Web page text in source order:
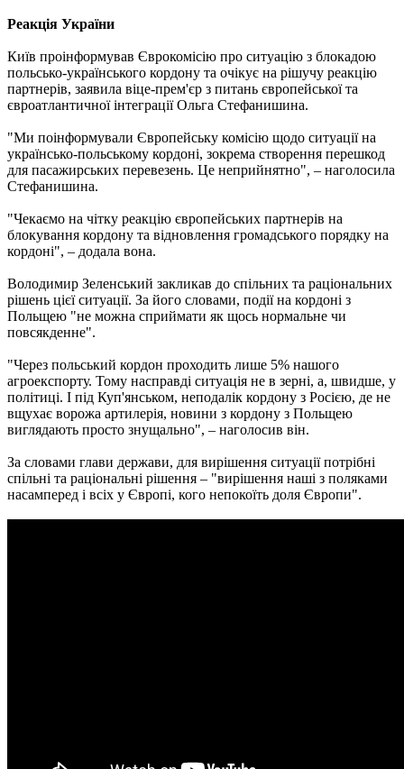
Реакція України
Київ проінформував Єврокомісію про ситуацію з блокадою
польсько-українського кордону та очікує на рішучу реакцію
партнерів, заявила віце-прем'єр з питань європейської та
євроатлантичної інтеграції Ольга Стефанишина.
"Ми поінформували Європейську комісію щодо ситуації на
українсько-польському кордоні, зокрема створення перешкод
для пасажирських перевезень. Це неприйнятно", – наголосила
Стефанишина.
"Чекаємо на чітку реакцію європейських партнерів на
блокування кордону та відновлення громадського порядку на
кордоні", – додала вона.
Володимир Зеленський закликав до спільних та раціональних
рішень цієї ситуації. За його словами, події на кордоні з
Польщею "не можна сприймати як щось нормальне чи
повсякденне".
"Через польський кордон проходить лише 5% нашого
агроекспорту. Тому насправді ситуація не в зерні, а, швидше, у
політиці. І під Куп'янськом, неподалік кордону з Росією, де не
вщухає ворожа артилерія, новини з кордону з Польщею
виглядають просто знущально", – наголосив він.
За словами глави держави, для вирішення ситуації потрібні
спільні та раціональні рішення – "вирішення наші з поляками
насамперед і всіх у Європі, кого непокоїть доля Європи".